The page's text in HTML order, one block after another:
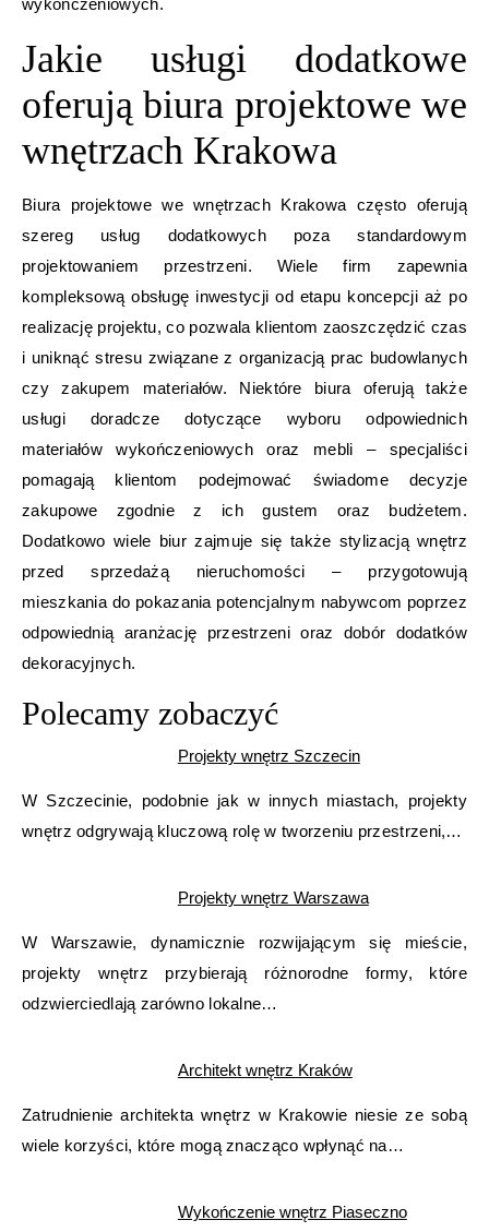
wykończeniowych.
Jakie usługi dodatkowe
oferują biura projektowe we
wnętrzach Krakowa
Biura projektowe we wnętrzach Krakowa często oferują
szereg usług dodatkowych poza standardowym
projektowaniem przestrzeni. Wiele firm zapewnia
kompleksową obsługę inwestycji od etapu koncepcji aż po
realizację projektu, co pozwala klientom zaoszczędzić czas
i uniknąć stresu związane z organizacją prac budowlanych
czy zakupem materiałów. Niektóre biura oferują także
usługi doradcze dotyczące wyboru odpowiednich
materiałów wykończeniowych oraz mebli – specjaliści
pomagają klientom podejmować świadome decyzje
zakupowe zgodnie z ich gustem oraz budżetem.
Dodatkowo wiele biur zajmuje się także stylizacją wnętrz
przed sprzedażą nieruchomości – przygotowują
mieszkania do pokazania potencjalnym nabywcom poprzez
odpowiednią aranżację przestrzeni oraz dobór dodatków
dekoracyjnych.
Polecamy zobaczyć
Projekty wnętrz Szczecin
W Szczecinie, podobnie jak w innych miastach, projekty
wnętrz odgrywają kluczową rolę w tworzeniu przestrzeni,…
Projekty wnętrz Warszawa
W Warszawie, dynamicznie rozwijającym się mieście,
projekty wnętrz przybierają różnorodne formy, które
odzwierciedlają zarówno lokalne…
Architekt wnętrz Kraków
Zatrudnienie architekta wnętrz w Krakowie niesie ze sobą
wiele korzyści, które mogą znacząco wpłynąć na…
Wykończenie wnętrz Piaseczno